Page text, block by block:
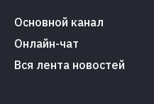
Основной канал
Онлайн-чат
Вся лента новостей